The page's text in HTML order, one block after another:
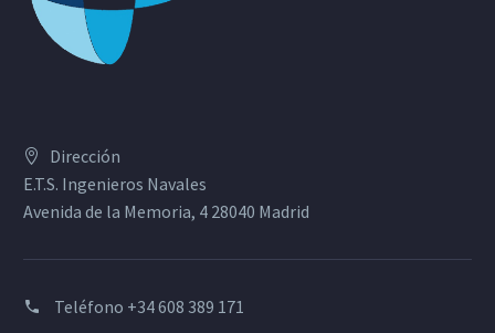
Dirección
E.T.S. Ingenieros Navales
Avenida de la Memoria, 4 28040 Madrid
Teléfono +34 608 389 171